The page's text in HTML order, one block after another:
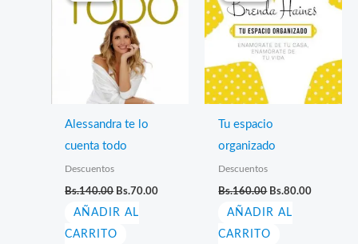
Alessandra te lo
cuenta todo
Descuentos
Bs.140.00 El
original
Bs.140.00.
Bs.70.00
AÑADIR AL
CARRITO
Tu espacio
organizado
Descuentos
Bs.160.00 El
original
Bs.160.00.
Bs.80.00
AÑADIR AL
CARRITO